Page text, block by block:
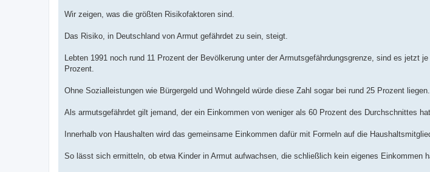
Wir zeigen, was die größten Risikofaktoren sind.
Das Risiko, in Deutschland von Armut gefährdet zu sein, steigt.
Lebten 1991 noch rund 11 Prozent der Bevölkerung unter der Armutsgefährdungsgrenze, sind es jetzt
Prozent.
Ohne Sozialleistungen wie Bürgergeld und Wohngeld würde diese Zahl sogar bei rund 25 Prozent liegen.
Als armutsgefährdet gilt jemand, der ein Einkommen von weniger als 60 Prozent des Durchschnittes hat.
Innerhalb von Haushalten wird das gemeinsame Einkommen dafür mit Formeln auf die
So lässt sich ermitteln, ob etwa Kinder in Armut aufwachsen, die schließlich kein eigenes Einkommen